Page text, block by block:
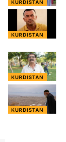
KURDISTAN
KURDISTAN
KURDISTAN
KURDISTAN